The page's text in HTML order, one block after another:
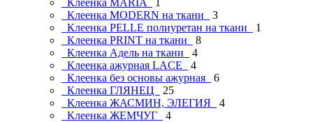
Клеенка MODERN на ткани
3
Клеенка PELLE полиуретан на ткани
1
Клеенка PRINT на ткани
8
Клеенка Адель на ткани
4
Клеенка ажурная LAСE
4
Клеенка без основы ажурная
6
Клеенка ГЛЯНЕЦ
25
Клеенка ЖАСМИН, ЭЛЕГИЯ
4
Клеенка ЖЕМЧУГ
4